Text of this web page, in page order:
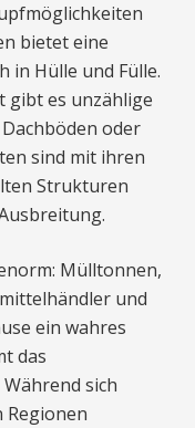
bietet eine
in Hülle und Fülle.
gibt es unzählige
oder
sind mit ihren
Strukturen
Mülltonnen,
und
ein wahres
das
sich
Regionen